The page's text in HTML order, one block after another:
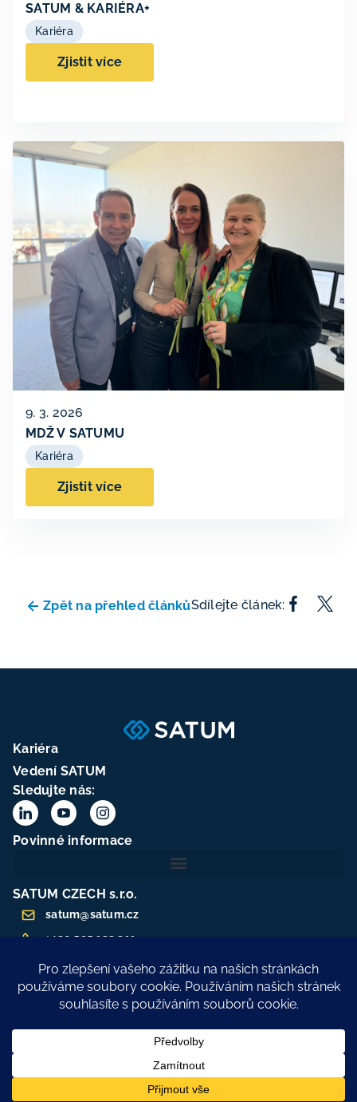
SATUM & KARIÉRA+
Kariéra
Zjistit více
9. 3. 2026
MDŽ V SATUMU
Kariéra
Zjistit více
Zpět na přehled článkůSdílejte článek:
Kariéra
Vedení SATUM
Sledujte nás:
Povinné informace
SATUM CZECH s.r.o.
satum@satum.cz
+420 595 132 311
25373951
CZ25373951